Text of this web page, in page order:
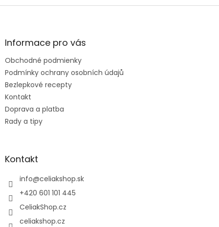
Z
ä
e
Informace pro vás
Obchodné podmienky
Podmínky ochrany osobních údajů
Bezlepkové recepty
Kontakt
Doprava a platba
Rady a tipy
Kontakt
info@celiakshop.sk
+420 601 101 445
CeliakShop.cz
celiakshop.cz